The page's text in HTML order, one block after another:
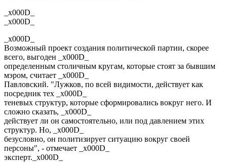
_x000D_
_x000D_
_x000D_
Возможный проект создания политической партии, скорее
всего, выгоден _x000D_
определенным столичным кругам, которые стоят за бывшим
мэром, считает _x000D_
Павловский. "Лужков, по всей видимости, действует как
посредник тех _x000D_
теневых структур, которые сформировались вокруг него. И
сложно сказать, _x000D_
действует ли он самостоятельно, или под давлением этих
структур. Но, _x000D_
безусловно, он политизирует ситуацию вокруг своей
персоны", - отмечает _x000D_
эксперт._x000D_